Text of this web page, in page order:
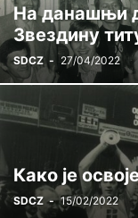
ЦРВЕНА
На данашњи
Звездину
SDCZ - 27/04/2022
Како је
SDCZ - 15/02/2022